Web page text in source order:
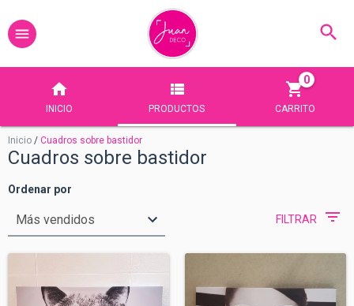
INICIO PRODUCTOS CARRITO
0
Inicio / Cuadros sobre bastidor
Cuadros sobre bastidor
Ordenar por
FILTRAR